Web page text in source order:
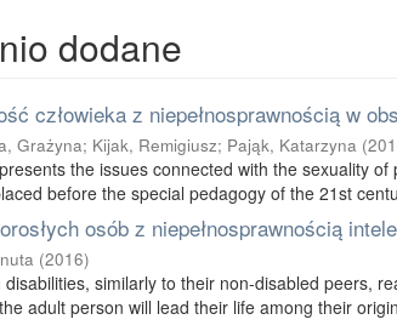
dodane
człowieka z niepełnosprawnością w
Grażyna; Kijak, Remigiusz; Pająk, Katarzyna (
the issues connected with the sexuality
before the special pedagogy of the 21st
osób z niepełnosprawnością
(2016)
disabilities, similarly to their non-disabled peers,
adult person will lead their life among their